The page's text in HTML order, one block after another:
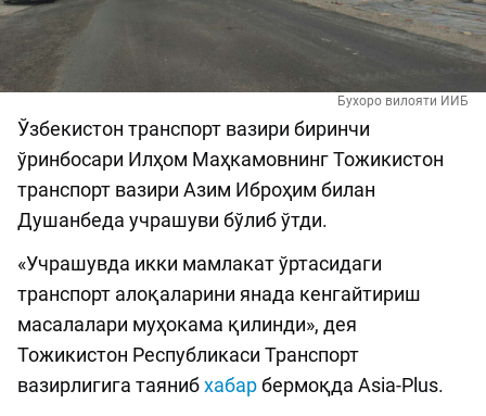
Бухоро вилояти ИИБ
Ўзбекистон транспорт вазири биринчи
ўринбосари Илҳом Маҳкамовнинг Тожикистон
транспорт вазири Азим Иброҳим билан
Душанбеда учрашуви бўлиб ўтди.
«Учрашувда икки мамлакат ўртасидаги
транспорт алоқаларини янада кенгайтириш
масалалари муҳокама қилинди», дея
Тожикистон Республикаси Транспорт
вазирлигига таянибхабарбермоқда Asia-Plus.